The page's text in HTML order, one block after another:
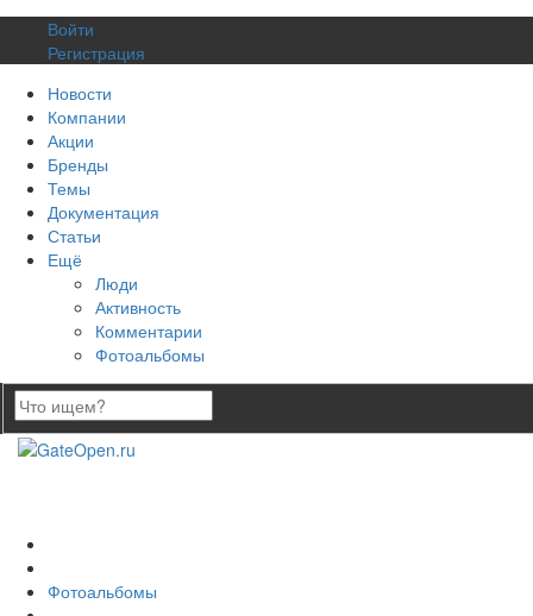
Войти
Регистрация
Новости
Компании
Акции
Бренды
Темы
Документация
Статьи
Ещё
Люди
Активность
Комментарии
Фотоальбомы
Фотоальбомы